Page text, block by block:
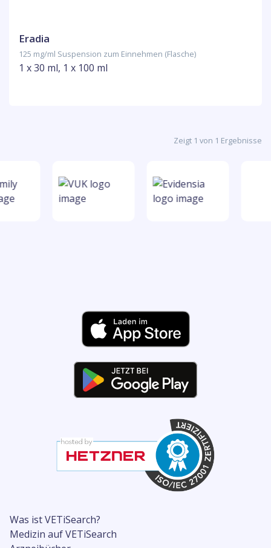
Eradia
125 mg/ml Suspension zum Einnehmen (Flasche)
1 x 30 ml, 1 x 100 ml
Zeigt 1 von 1 Ergebnisse
Was ist VETiSearch?
Medizin auf VETiSearch